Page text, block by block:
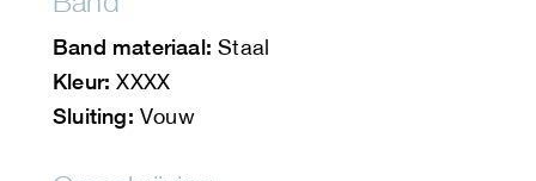
Band materiaal: Staal
Kleur: XXXX
Sluiting: Vouw